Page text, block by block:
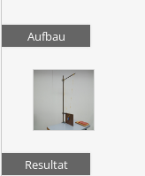
Aufbau
Resultat